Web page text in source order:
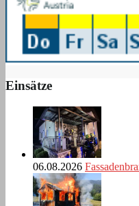
Einsätze
06.08.2026